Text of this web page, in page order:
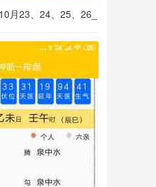
月23、24、25、26_